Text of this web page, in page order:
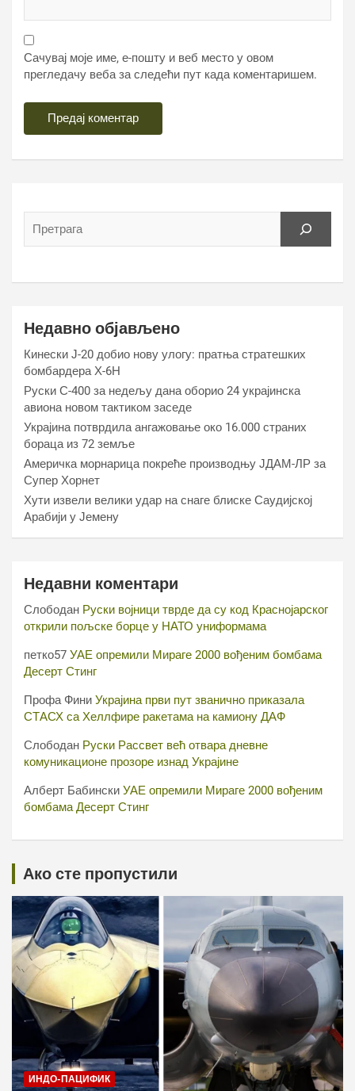
Сачувај моје име, е-пошту и веб место у овом
прегледачу веба за следећи пут када коментаришем.
Недавно објављено
Кинески Ј-20 добио нову улогу: пратња стратешких
бомбардера Х-6Н
Руски С-400 за недељу дана оборио 24 украјинска
авиона новом тактиком заседе
Украјина потврдила ангажовање око 16.000 страних
бораца из 72 земље
Америчка морнарица покреће производњу ЈДАМ-ЛР за
Супер Хорнет
Хути извели велики удар на снаге блиске Саудијској
Арабији у Јемену
Недавни коментари
Слободан Руски војници тврде да су код Краснојарског
открили пољске борце у НАТО униформама
петко57 УАЕ опремили Мираге 2000 вођеним бомбама
Десерт Стинг
Профа Фини Украјина први пут званично приказала
СТАСХ са Хеллфире ракетама на камиону ДАФ
Слободан Руски Рассвет већ отвара дневне
комуникационе прозоре изнад Украјине
Алберт Бабински УАЕ опремили Мираге 2000 вођеним
бомбама Десерт Стинг
Ако сте пропустили
ИНДО-ПАЦИФИК